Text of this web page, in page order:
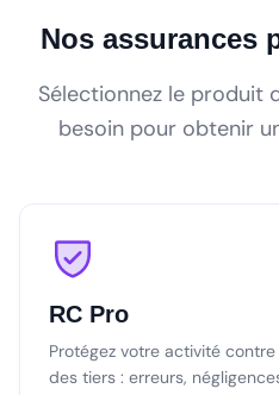
Nos assurances
Sélectionnez le produit
besoin pour obtenir
RC Pro
Protégez votre activité
des tiers : erreurs,